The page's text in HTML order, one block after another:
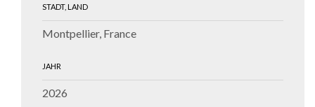
STADT, LAND
Montpellier, France
JAHR
2026